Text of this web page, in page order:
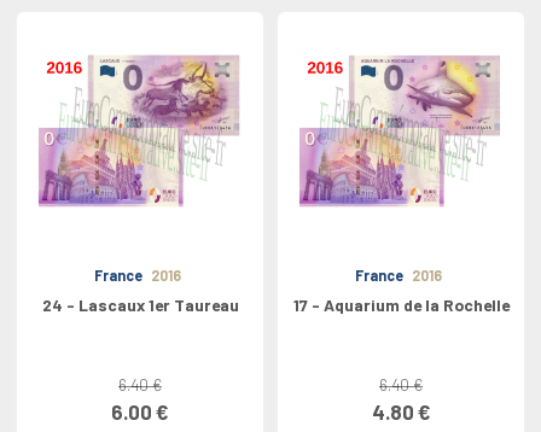
France 2016
24 - Lascaux 1er Taureau
6.40 €
6.00 €
France 2016
17 - Aquarium de la Rochelle
6.40 €
4.80 €